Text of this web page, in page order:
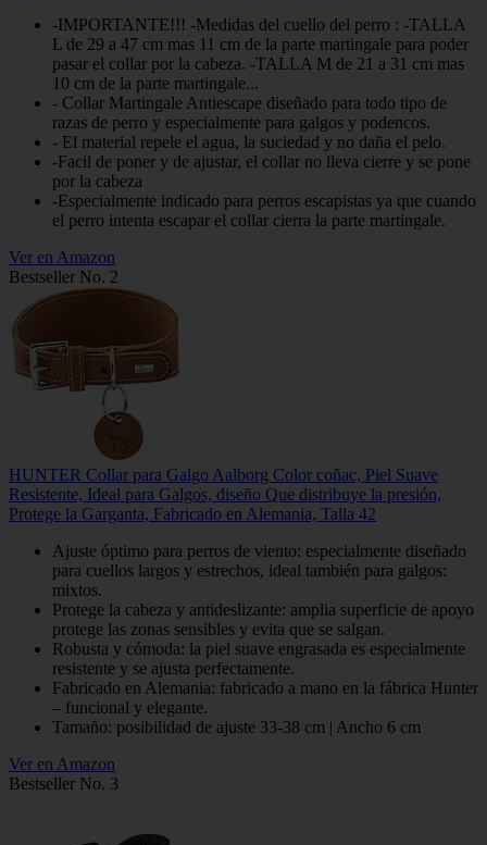
-IMPORTANTE!!! -Medidas del cuello del perro : -TALLA
L de 29 a 47 cm mas 11 cm de la parte martingale para poder
pasar el collar por la cabeza. -TALLA M de 21 a 31 cm mas
10 cm de la parte martingale...
- Collar Martingale Antiescape diseñado para todo tipo de
razas de perro y especialmente para galgos y podencos.
- El material repele el agua, la suciedad y no daña el pelo.
-Facil de poner y de ajustar, el collar no lleva cierre y se pone
por la cabeza
-Especialmente indicado para perros escapistas ya que cuando
el perro intenta escapar el collar cierra la parte martingale.
Ver en Amazon
Bestseller No. 2
HUNTER Collar para Galgo Aalborg Color coñac, Piel Suave
Resistente, Ideal para Galgos, diseño Que distribuye la presión,
Protege la Garganta, Fabricado en Alemania, Talla 42
Ajuste óptimo para perros de viento: especialmente diseñado
para cuellos largos y estrechos, ideal también para galgos:
mixtos.
Protege la cabeza y antideslizante: amplia superficie de apoyo
protege las zonas sensibles y evita que se salgan.
Robusta y cómoda: la piel suave engrasada es especialmente
resistente y se ajusta perfectamente.
Fabricado en Alemania: fabricado a mano en la fábrica Hunter
– funcional y elegante.
Tamaño: posibilidad de ajuste 33-38 cm | Ancho 6 cm
Ver en Amazon
Bestseller No. 3